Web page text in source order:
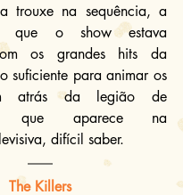
trouxe na sequência, a
que o show estava
os grandes hits da
suficiente para animar os
atrás da legião de
que aparece na
difícil saber.
The Killers